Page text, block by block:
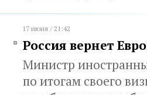
17 июня / 21:42
Россия вернет
Министр
по итогам своего